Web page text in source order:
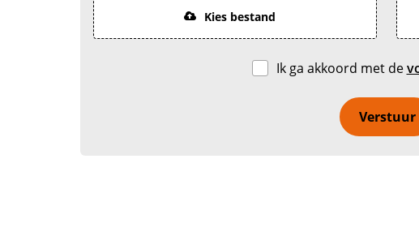
Kies bestand
Ik ga akkoord met de
Verstuur